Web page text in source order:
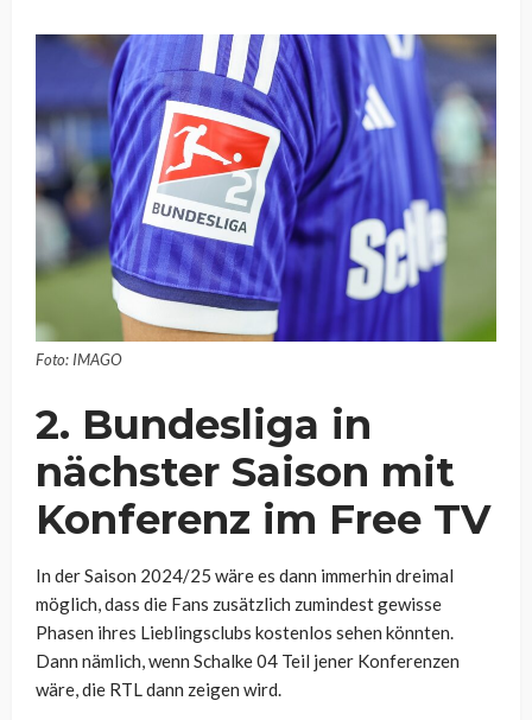
Foto: IMAGO
2. Bundesliga in
nächster Saison mit
Konferenz im Free TV
In der Saison 2024/25 wäre es dann immerhin dreimal
möglich, dass die Fans zusätzlich zumindest gewisse
Phasen ihres Lieblingsclubs kostenlos sehen könnten.
Dann nämlich, wenn Schalke 04 Teil jener Konferenzen
wäre, die RTL dann zeigen wird.